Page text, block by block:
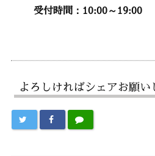
受付時間：10:00～19:00
よろしければシェアお願い